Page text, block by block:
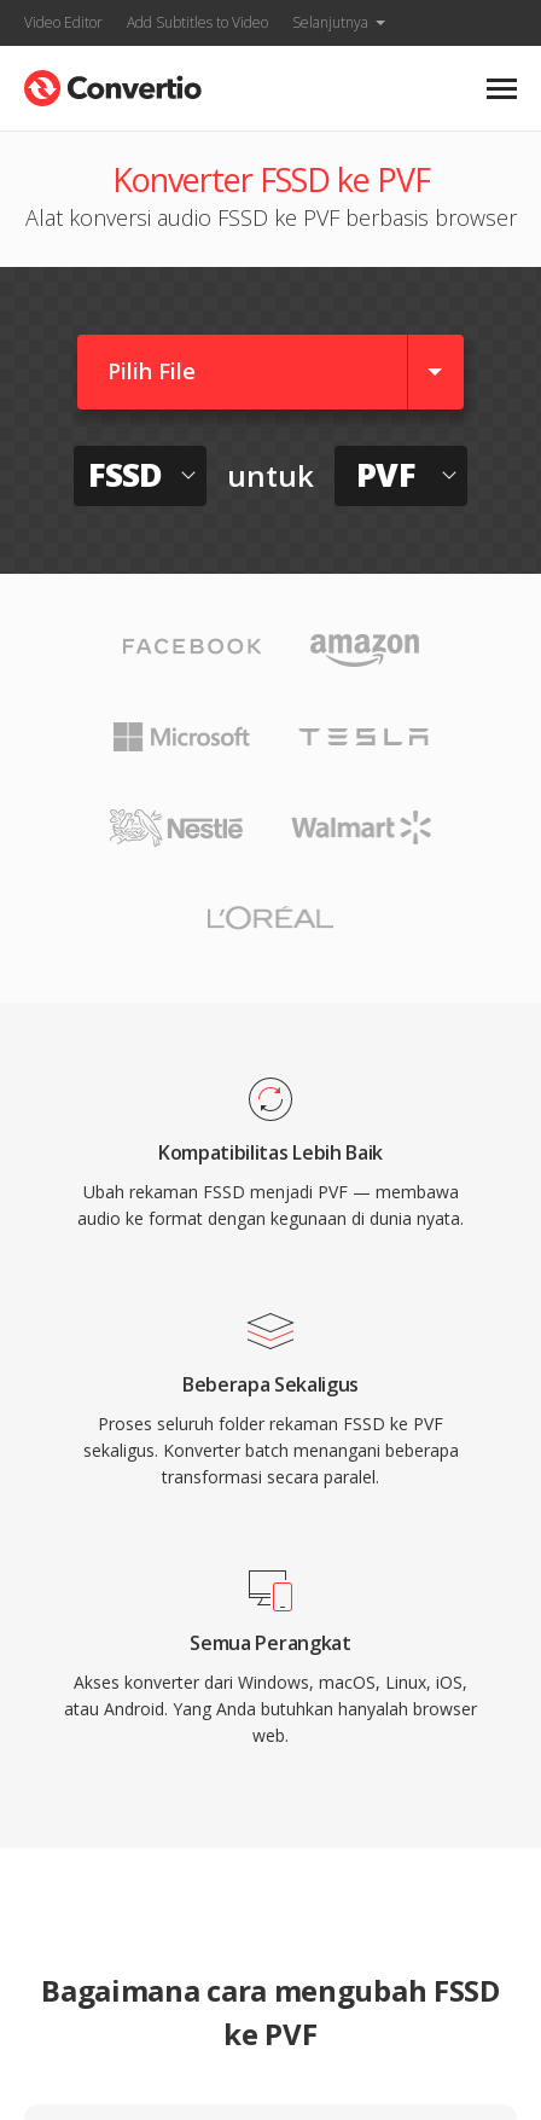
Video Editor Add Subtitles to Video Selanjutnya
Konverter FSSD ke PVF
Alat konversi audio FSSD ke PVF berbasis browser
Pilih File
FSSD untuk PVF
Kompatibilitas Lebih Baik
Ubah rekaman FSSD menjadi PVF — membawa
audio ke format dengan kegunaan di dunia nyata.
Beberapa Sekaligus
Proses seluruh folder rekaman FSSD ke PVF
sekaligus. Konverter batch menangani beberapa
transformasi secara paralel.
Semua Perangkat
Akses konverter dari Windows, macOS, Linux, iOS,
atau Android. Yang Anda butuhkan hanyalah browser
web.
Bagaimana cara mengubah FSSD
ke PVF